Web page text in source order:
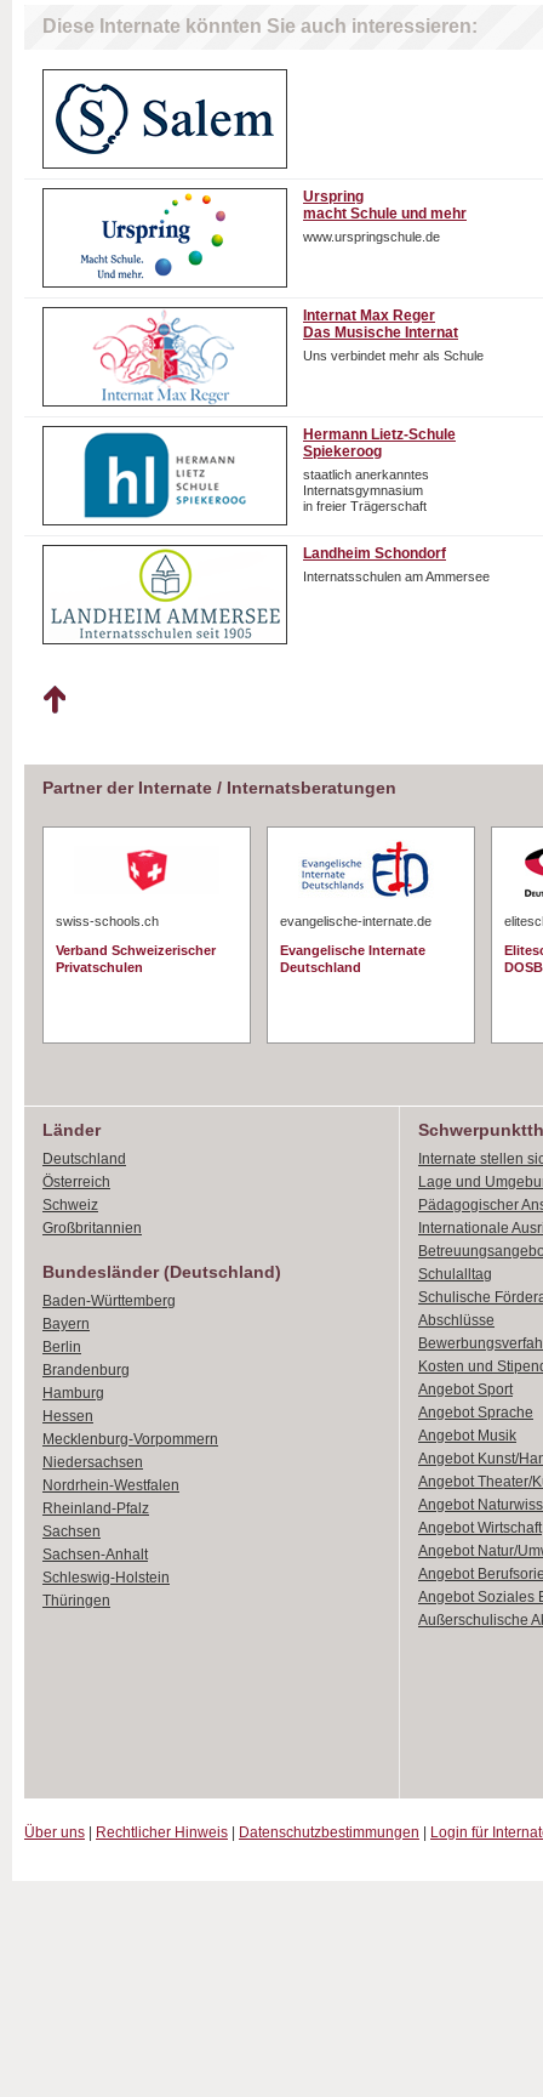
Diese Internate könnten Sie auch interessieren:
Urspring
macht Schule und mehr
www.urspringschule.de
Internat Max Reger
Das Musische Internat
Uns verbindet mehr als Schule
Hermann Lietz-Schule
Spiekeroog
staatlich anerkanntes
Internatsgymnasium
in freier Trägerschaft
Landheim Schondorf
Internatsschulen am Ammersee
Partner der Internate / Internatsberatungen
swiss-schools.ch
Verband Schweizerischer
Privatschulen
evangelische-internate.de
Evangelische Internate
Deutschland
DOSB
Länder
Deutschland
Österreich
Schweiz
Großbritannien
Bundesländer (Deutschland)
Baden-Württemberg
Bayern
Berlin
Brandenburg
Hamburg
Hessen
Mecklenburg-Vorpommern
Niedersachsen
Nordrhein-Westfalen
Rheinland-Pfalz
Sachsen
Sachsen-Anhalt
Schleswig-Holstein
Thüringen
Internate stellen
Lage und
Pädagogischer
Internationale
Schulalltag
Schulische
Abschlüsse
Kosten und
Angebot Sport
Angebot Sprache
Angebot Musik
Angebot Kunst/
Angebot Theater/
Angebot
Angebot Wirtschaft
Angebot Natur/
Angebot
Angebot Soziales
Außerschulische
Über uns Rechtlicher Hinweis Datenschutzbestimmungen Login für